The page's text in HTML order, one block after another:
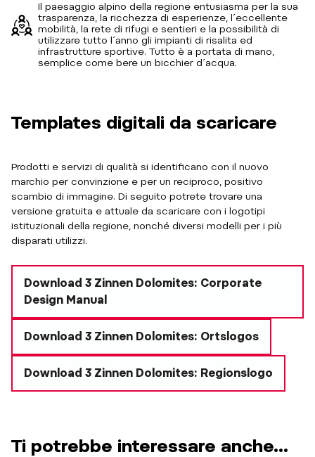
Il paesaggio alpino della regione entusiasma per la sua
trasparenza, la ricchezza di esperienze, l´eccellente
mobilità, la rete di rifugi e sentieri e la possibilità di
utilizzare tutto l´anno gli impianti di risalita ed
infrastrutture sportive. Tutto è a portata di mano,
semplice come bere un bicchier d´acqua.
Templates digitali da scaricare
Prodotti e servizi di qualità si identificano con il nuovo
marchio per convinzione e per un reciproco, positivo
scambio di immagine. Di seguito potrete trovare una
versione gratuita e attuale da scaricare con i logotipi
istituzionali della regione, nonché diversi modelli per i più
disparati utilizzi.
Download 3 Zinnen Dolomites: Corporate
Design Manual
Download 3 Zinnen Dolomites: Ortslogos
Download 3 Zinnen Dolomites: Regionslogo
Ti potrebbe interessare anche...